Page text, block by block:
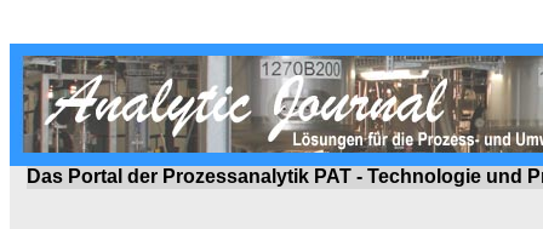
Das Portal der Prozessanalytik PAT - Technologie und